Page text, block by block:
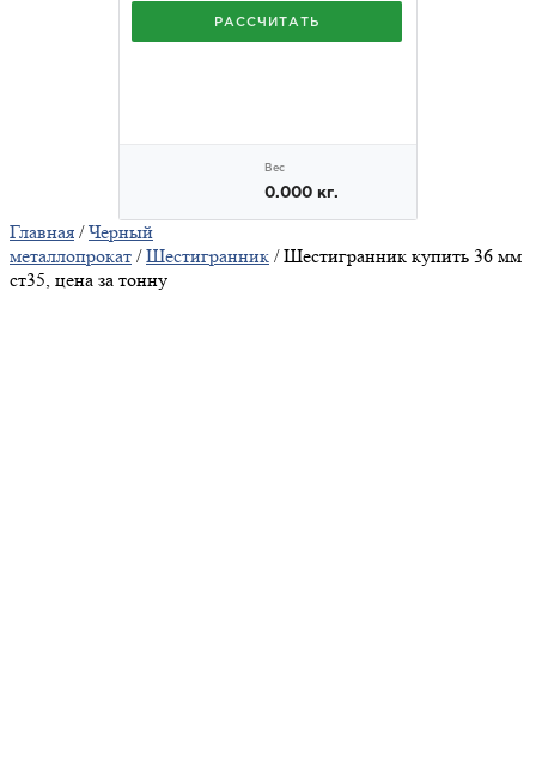
Главная /Черный
металлопрокат /Шестигранник / Шестигранник купить 36 мм
ст35, цена за тонну